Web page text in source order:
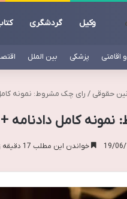
وکیل گردشگری
اقامتی پزشکی بین الملل
حقوقی / رای چک مشروط: نمونه
کامل دادنامه
خواندن این مطلب 17 دقیقه زمان میبرد